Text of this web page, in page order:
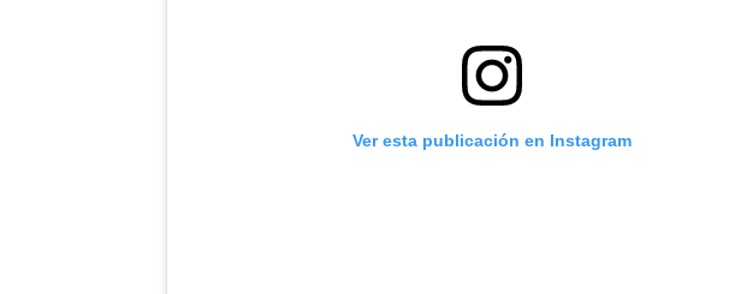
Ver esta publicación en Instagram